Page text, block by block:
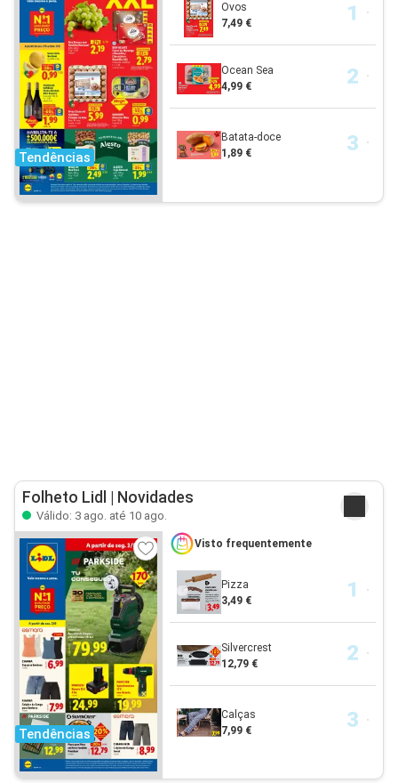
Tendências
Ovos
7,49 €
Ocean Sea
4,99 €
Batata-doce
1,89 €
Folheto Lidl | Novidades
Válido: 3 ago. até 10 ago.
Tendências
Visto frequentemente
Pizza
3,49 €
Silvercrest
12,79 €
Calças
7,99 €